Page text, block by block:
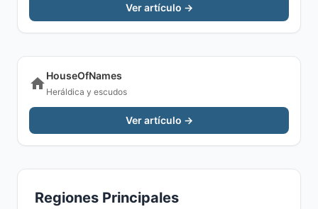
Ver artículo →
HouseOfNames
Heráldica y escudos
Ver artículo →
Regiones Principales